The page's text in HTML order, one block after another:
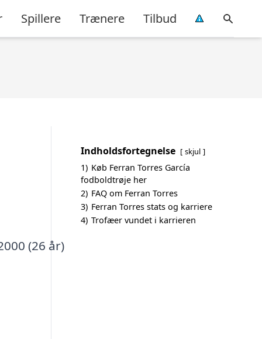
Spillere Trænere Tilbud
(26 år)
Indholdsfortegnelse skjul
1) Køb Ferran Torres García
fodboldtrøje her
2) FAQ om Ferran Torres
3) Ferran Torres stats og karriere
4) Trofæer vundet i karrieren